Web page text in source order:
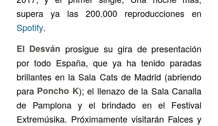
supera ya las 200.000 reproducciones en
Spotify.
El Desván prosigue su gira de presentación
por todo España, que ya ha tenido paradas
brillantes en la Sala Catsde Madrid (abriendo
para Poncho K); el llenazo de la Sala Canalla
de Pamplona y el brindado en el Festival
Extremúsika. Próximamente visitarán Falces y